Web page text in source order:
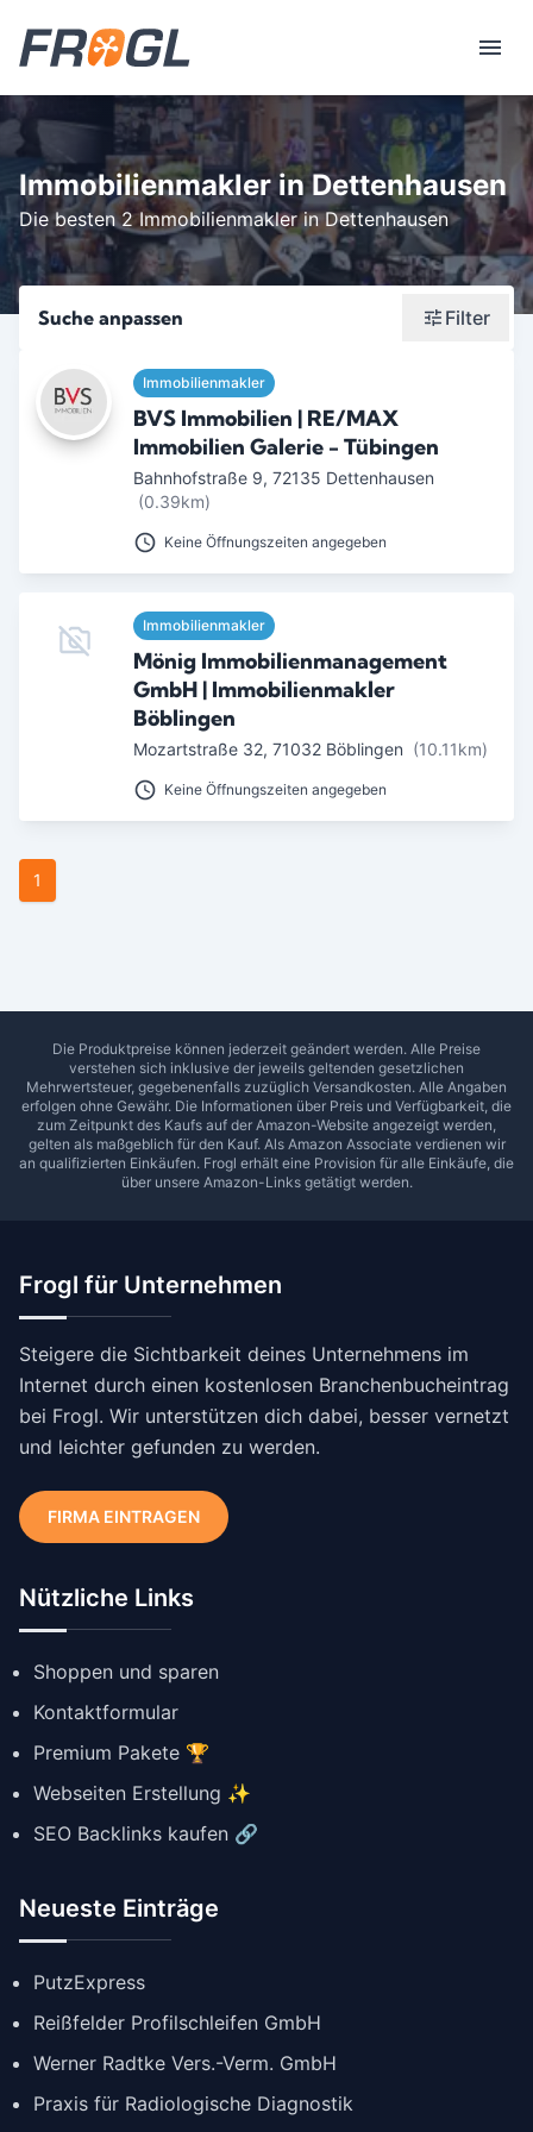
Immobilienmakler in Dettenhausen
Die besten 2 Immobilienmakler in Dettenhausen
Suche anpassen Filter
Wonach suchst du?
Stadt oder Postleitzahl
Umkreis in Km
SUCHEN
Immobilienmakler
BVS Immobilien | RE/MAX
Immobilien Galerie - Tübingen
Bahnhofstraße 9, 72135 Dettenhausen
(0.39km)
Keine Öffnungszeiten angegeben
Immobilienmakler
Mönig Immobilienmanagement
GmbH | Immobilienmakler
Böblingen
Mozartstraße 32, 71032 Böblingen (10.11km)
Keine Öffnungszeiten angegeben
1
Die Produktpreise können jederzeit geändert werden. Alle Preise
verstehen sich inklusive der jeweils geltenden gesetzlichen
Mehrwertsteuer, gegebenenfalls zuzüglich Versandkosten. Alle Angaben
erfolgen ohne Gewähr. Die Informationen über Preis und Verfügbarkeit, die
zum Zeitpunkt des Kaufs auf der Amazon-Website angezeigt werden,
gelten als maßgeblich für den Kauf. Als Amazon Associate verdienen wir
an qualifizierten Einkäufen. Frogl erhält eine Provision für alle Einkäufe, die
über unsere Amazon-Links getätigt werden.
Frogl für Unternehmen
Steigere die Sichtbarkeit deines Unternehmens im
Internet durch einen kostenlosen Branchenbucheintrag
bei Frogl. Wir unterstützen dich dabei, besser vernetzt
und leichter gefunden zu werden.
FIRMA EINTRAGEN
Nützliche Links
Shoppen und sparen
Kontaktformular
Premium Pakete 🏆
Webseiten Erstellung ✨
SEO Backlinks kaufen 🔗
Neueste Einträge
PutzExpress
Reißfelder Profilschleifen GmbH
Werner Radtke Vers.-Verm. GmbH
Praxis für Radiologische Diagnostik